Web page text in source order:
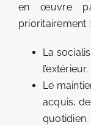
en œuvre
prioritairement :
La
l’extérieur.
Le
acquis,
quotidien.